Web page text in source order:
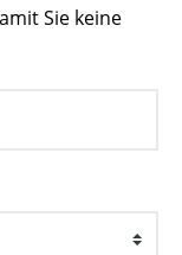
Sie keine